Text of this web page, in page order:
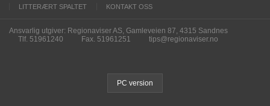
LITTERÆRT SPALTET
KONTAKT OSS
Ansvarlig utgiver: Regionaviser AS, Gamleveien 87, 4315 Sandnes
Tlf. 51961240
Fax. 51961251 tips@regionaviser.no
PC version